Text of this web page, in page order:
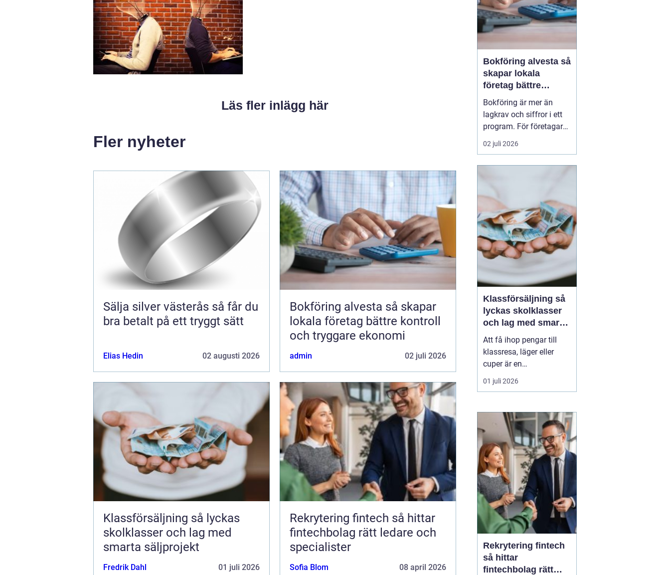
Läs fler inlägg här
Fler nyheter
Sälja silver västerås så får du
bra betalt på ett tryggt sätt
Elias Hedin 02 augusti 2026
Bokföring alvesta så skapar
lokala företag bättre kontroll
och tryggare ekonomi
admin 02 juli 2026
Klassförsäljning så lyckas
skolklasser och lag med
smarta säljprojekt
Fredrik Dahl 01 juli 2026
Rekrytering fintech så hittar
fintechbolag rätt ledare och
specialister
Sofia Blom 08 april 2026
Bokföring alvesta så
skapar lokala
företag bättre
kontroll och
tryggare ekonomi
Bokföring är mer än
lagkrav och siffror i ett
program. För företagare i
Alvesta handlar det om
vardaglig trygghet, bättre
korrekta, uppdaterade
och begripliga blir det
enklare att växa, ...
02 juli 2026
Klassförsäljning så
lyckas skolklasser
och lag med smarta
säljprojekt
Att få ihop pengar till
klassresa, läger eller
cuper är en
återkommande
utmaning för många
Samtidigt kan en
genomtänkt
Klassförsäljningbli
mycket mer än bara ett
sätt att fylla kassan.
De...
01 juli 2026
Rekrytering fintech
så hittar
fintechbolag rätt